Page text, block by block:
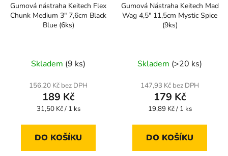
Gumová nástraha Keitech Flex
Chunk Medium 3" 7,6cm Black
Blue (6ks)
Skladem (9 ks)
156,20 Kč bez DPH
189 Kč
Měrná
31,50 Kč / 1 ks
DO KOŠÍKU
Gumová Nástraha Keitech Mad
Wag 4,5" 11,5cm Mystic Spice
(9ks)
Skladem (>20 ks)
147,93 Kč bez DPH
179 Kč
Měrná
19,89 Kč / 1 ks
DO KOŠÍKU